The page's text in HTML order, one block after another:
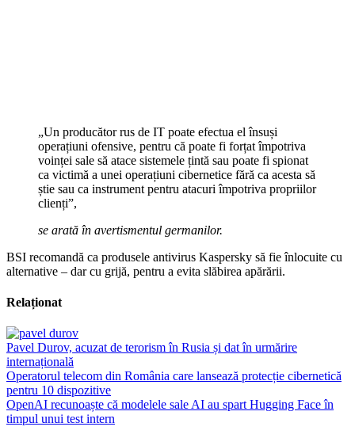
„Un producător rus de IT poate efectua el însuși
operațiuni ofensive, pentru că poate fi forțat împotriva
voinței sale să atace sistemele țintă sau poate fi spionat
ca victimă a unei operațiuni cibernetice fără ca acesta să
știe sau ca instrument pentru atacuri împotriva propriilor
clienți”,
se arată în avertismentul germanilor.
BSI recomandă ca produsele antivirus Kaspersky să fie înlocuite cu
alternative – dar cu grijă, pentru a evita slăbirea apărării.
Relaționat
Pavel Durov, acuzat de terorism în Rusia și dat în urmărire
internațională
Operatorul telecom din România care lansează protecție cibernetică
pentru 10 dispozitive
OpenAI recunoaște că modelele sale AI au spart Hugging Face în
timpul unui test intern